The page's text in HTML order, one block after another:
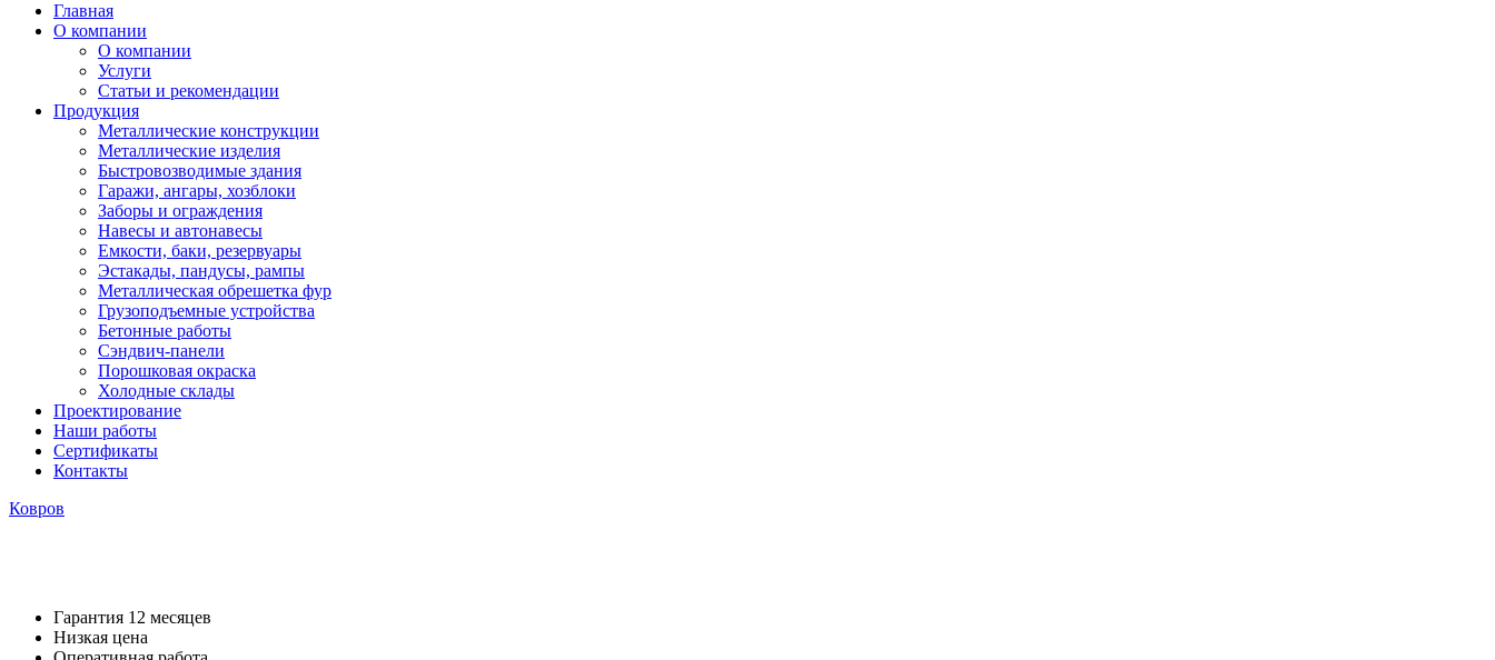
Главная
О компании
О компании
Услуги
Статьи и рекомендации
Продукция
Металлические конструкции
Металлические изделия
Быстровозводимые здания
Гаражи, ангары, хозблоки
Заборы и ограждения
Навесы и автонавесы
Емкости, баки, резервуары
Эстакады, пандусы, рампы
Металлическая обрешетка фур
Грузоподъемные устройства
Бетонные работы
Сэндвич-панели
Порошковая окраска
Холодные склады
Проектирование
Наши работы
Сертификаты
Контакты
Ковров
Гарантия 12 месяцев
Низкая цена